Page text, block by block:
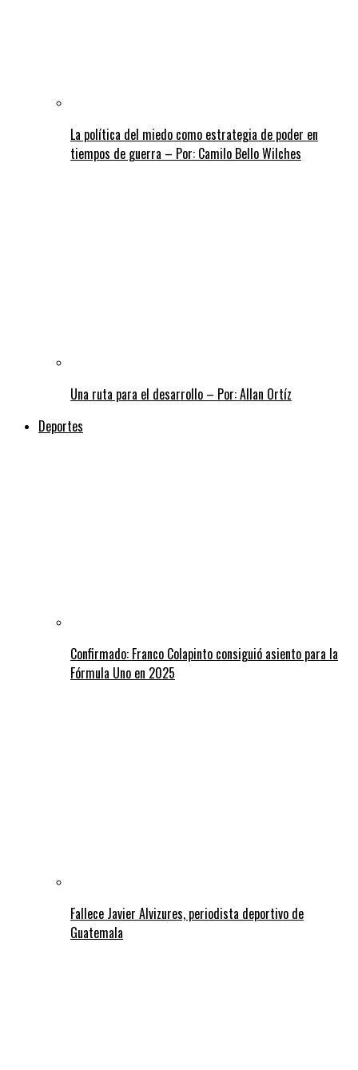
La política del miedo como estrategia de poder en
tiempos de guerra – Por: Camilo Bello Wilches
Una ruta para el desarrollo – Por: Allan Ortíz
Deportes
Confirmado: Franco Colapinto consiguió asiento para la
Fórmula Uno en 2025
Fallece Javier Alvizures, periodista deportivo de
Guatemala